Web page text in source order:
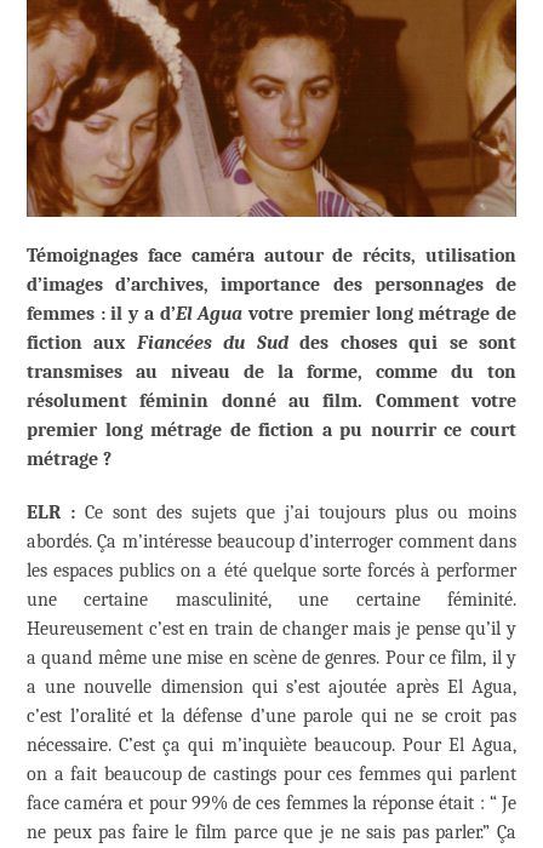
Témoignages face caméra autour de récits, utilisation
d’images d’archives, importance des personnages de
femmes : il y a d’El Agua votre premier long métrage de
fiction aux Fiancées du Suddes choses qui se sont
transmises au niveau de la forme, comme du ton
résolument féminin donné au film. Comment votre
premier long métrage de fiction a pu nourrir ce court
métrage ?
ELR : Ce sont des sujets que j’ai toujours plus ou moins
abordés. Ça m’intéresse beaucoup d’interroger comment dans
les espaces publics on a été quelque sorte forcés à performer
une certaine masculinité, une certaine féminité.
Heureusement c’est en train de changer mais je pense qu’il y
a quand même une mise en scène de genres. Pour ce film, il y
a une nouvelle dimension qui s’est ajoutée après El Agua,
c’est l’oralité et la défense d’une parole qui ne se croit pas
nécessaire. C’est ça qui m’inquiète beaucoup. Pour El Agua,
on a fait beaucoup de castings pour ces femmes qui parlent
face caméra et pour 99% de ces femmes la réponse était : “ Je
ne peux pas faire le film parce que je ne sais pas parler.” Ça